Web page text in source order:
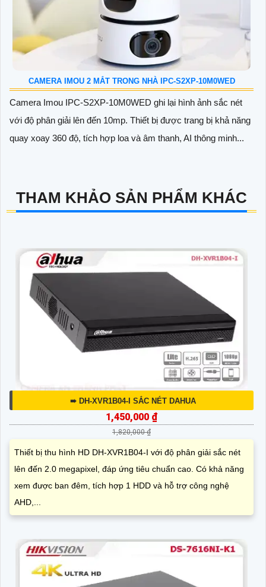
CAMERA IMOU 2 MẮT TRONG NHÀ IPC-S2XP-10M0WED
Camera Imou IPC-S2XP-10M0WED ghi lại hình ảnh sắc nét
với độ phân giải lên đến 10mp. Thiết bị được trang bị khả năng
quay xoay 360 độ, tích hợp loa và âm thanh, AI thông minh...
THAM KHẢO SẢN PHẨM KHÁC
➠ DH-XVR1B04-I SẮC NÉT DAHUA
1,450,000 ₫
1,820,000 ₫
Thiết bị thu hình HD DH-XVR1B04-I với độ phân giải sắc nét
lên đến 2.0 megapixel, đáp ứng tiêu chuẩn cao. Có khả năng
xem được ban đêm, tích hợp 1 HDD và hỗ trợ công nghệ
AHD,...